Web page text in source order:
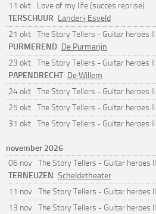
11 okt
Love of my life (succes reprise)
TERSCHUUR Landerij Esveld
21 okt The Story Tellers - Guitar heroes II
PURMEREND De Purmarijn
23 okt The Story Tellers - Guitar heroes II
PAPENDRECHT De Willem
24 okt The Story Tellers - Guitar heroes II
25 okt The Story Tellers - Guitar heroes II
31 okt The Story Tellers - Guitar heroes II
november 2026
06 nov The Story Tellers - Guitar heroes II
TERNEUZEN Scheldetheater
11 nov
The Story Tellers - Guitar heroes II
13 nov
The Story Tellers - Guitar heroes II